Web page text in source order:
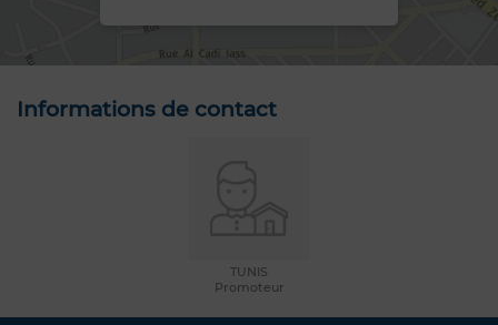
Informations de contact
TUNIS
Promoteur